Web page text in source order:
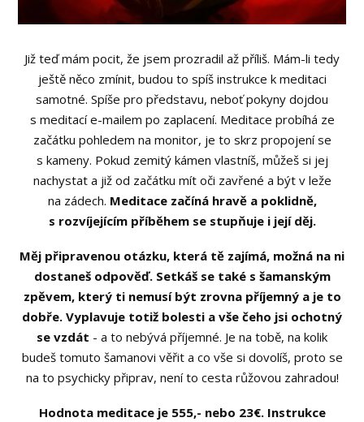
Již teď mám pocit, že jsem prozradil až příliš. Mám-li tedy
ještě něco zmínit, budou to spíš instrukce k meditaci
samotné. Spíše pro představu, neboť pokyny dojdou
s meditací e-mailem po zaplacení. Meditace probíhá ze
začátku pohledem na monitor, je to skrz propojení se
s kameny. Pokud zemitý kámen vlastníš, můžeš si jej
nachystat a již od začátku mít oči zavřené a být v leže
na zádech. Meditace začíná hravě a poklidně,
s rozvíjejícím příběhem se stupňuje i její děj.
Měj připravenou otázku, která tě zajímá, možná na ni
dostaneš odpověď. Setkáš se také s šamanským
zpěvem, který ti nemusí být zrovna příjemný a je to
dobře. Vyplavuje totiž bolesti a vše čeho jsi ochotný
se vzdát - a to nebývá příjemné. Je na tobě, na kolik
budeš tomuto šamanovi věřit a co vše si dovolíš, proto se
na to psychicky připrav, není to cesta růžovou zahradou!
Hodnota meditace je 555,- nebo 23€. Instrukce